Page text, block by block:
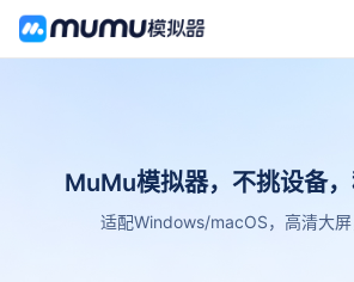
MuMu模拟器，不挑设备，
适配Windows/macOS，高清大